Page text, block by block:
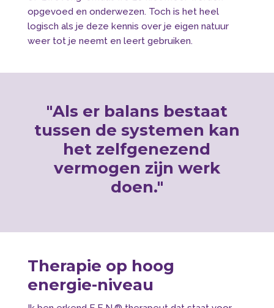
opgevoed en onderwezen. Toch is het heel
logisch als je deze kennis over je eigen natuur
weer tot je neemt en leert gebruiken.
"Als er balans bestaat
tussen de systemen kan
het zelfgenezend
vermogen zijn werk
doen."
Therapie op hoog
energie-niveau